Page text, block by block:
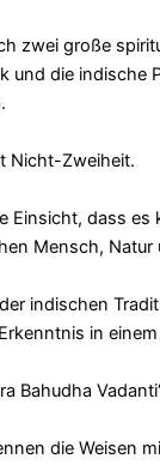
zwei große
und die indische
Nicht-Zweiheit.
Einsicht, dass es
Mensch, Natur
indischen
in
Bahudha
die Weisen